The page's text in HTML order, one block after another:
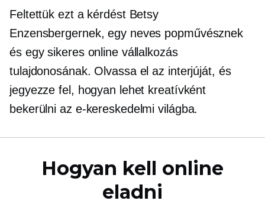
Feltettük ezt a kérdést Betsy
Enzensbergernek, egy neves popművésznek
és egy sikeres online vállalkozás
tulajdonosának. Olvassa el az interjúját, és
jegyezze fel, hogyan lehet kreatívként
bekerülni az e-kereskedelmi világba.
Hogyan kell online
eladni